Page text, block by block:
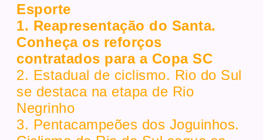
Esporte
1. Reapresentação do Santa.
Conheça os reforços
contratados para a Copa SC
2. Estadual de ciclismo. Rio do Sul
se destaca na etapa de Rio
Negrinho
3. Pentacampeões dos Joguinhos.